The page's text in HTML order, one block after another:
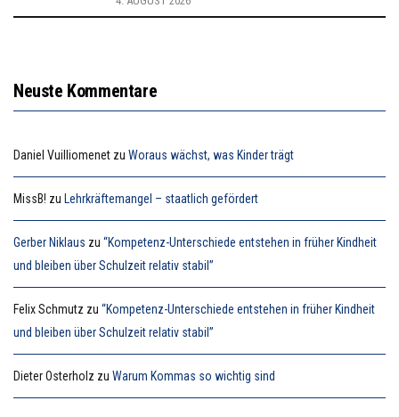
Neuste Kommentare
Daniel Vuilliomenet zu Woraus wächst, was Kinder trägt
MissB! zu Lehrkräftemangel – staatlich gefördert
Gerber Niklaus zu “Kompetenz-Unterschiede entstehen in früher Kindheit
und bleiben über Schulzeit relativ stabil”
Felix Schmutz zu “Kompetenz-Unterschiede entstehen in früher Kindheit
und bleiben über Schulzeit relativ stabil”
Dieter Osterholz zu Warum Kommas so wichtig sind